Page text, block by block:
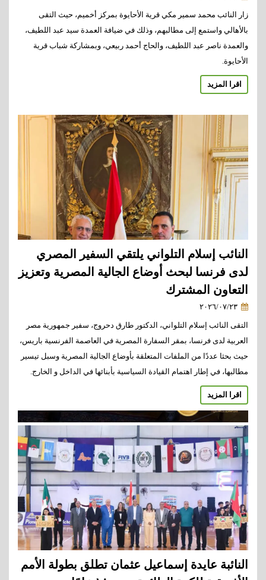
زار النائب محمد سمير مكي قرية الأحايوة بمركز أخميم، حيث التقى
بالأهالي واستمع إلى مطالبهم، وذلك في ضيافة العمدة سيد عبد اللطيف،
والعمدة ناصر عبد اللطيف، والحاج أحمد ربيعي، وبمشاركة شباب قرية
الأحايوة.
اقرا المزيد
النائب إسلام التلواني يلتقي السفير المصري
لدى فرنسا لبحث أوضاع الجالية المصرية وتعزيز
التعاون المشترك
التقى النائب إسلام التلواني، الدكتور طارق دحروج، سفير جمهورية مصر
العربية لدى فرنسا، بمقر السفارة المصرية في العاصمة الفرنسية باريس،
حيث بحثا عددًا من الملفات المتعلقة بأوضاع الجالية المصرية وسبل تيسير
مطالبها، في إطار اهتمام القيادة السياسية بأبنائها في الداخل و الخارج.
اقرا المزيد
النائبة عايدة إسماعيل عثمان تطلق بطولة الأمم